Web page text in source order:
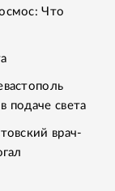
Что
подаче света
врач-